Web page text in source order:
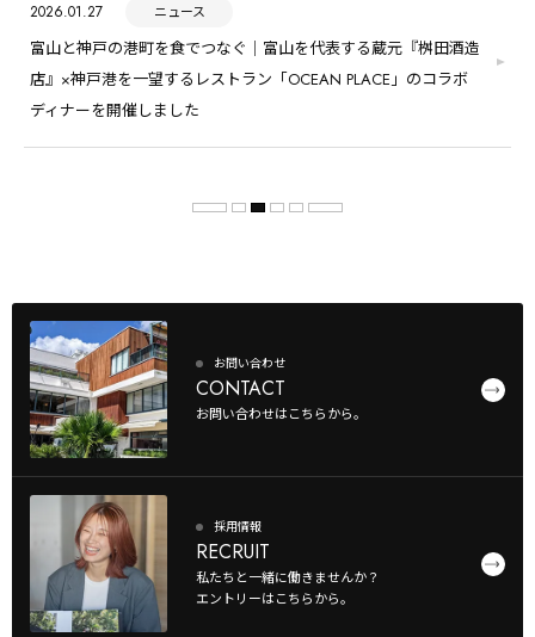
2026.01.27 ニュース
富山と神戸の港町を食でつなぐ｜富山を代表する蔵元『桝田酒造
店』×神戸港を一望するレストラン「OCEAN PLACE」のコラボ
ディナーを開催しました
お問い合わせ
CONTACT
お問い合わせはこちらから。
採用情報
RECRUIT
私たちと一緒に働きませんか？
エントリーはこちらから。